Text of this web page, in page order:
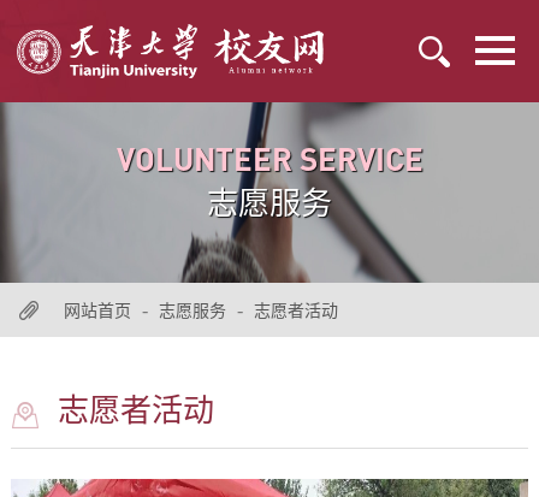
VOLUNTEER SERVICE
志愿服务
网站首页 - 志愿服务 - 志愿者活动
志愿者活动